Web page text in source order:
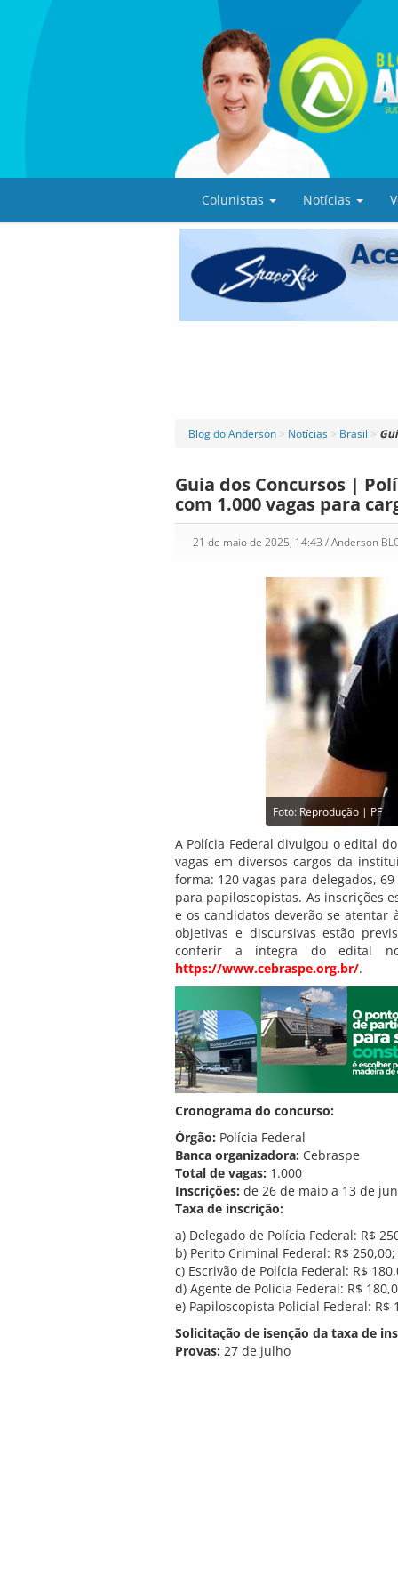
Colunistas Notícias
Blog do Anderson > Notícias > Brasil >
Guia dos Concursos |
com 1.000 vagas para
21 de maio de 2025, 14:43 / Anderson
Foto: Reprodução | PF
A Polícia Federal divulgou o edital
vagas em diversos cargos da
forma: 120 vagas para delegados,
para papiloscopistas. As inscrições
e os candidatos deverão se atentar
objetivas e discursivas estão
conferir a íntegra do edital no
https://www.cebraspe.org.br/.
Cronograma do concurso:
Órgão: Polícia Federal
Banca organizadora: Cebraspe
Total de vagas: 1.000
Inscrições: de 26 de maio a 13 de
Taxa de inscrição:
a) Delegado de Polícia Federal: R$
b) Perito Criminal Federal: R$ 250,00;
c) Escrivão de Polícia Federal: R$
d) Agente de Polícia Federal: R$
e) Papiloscopista Policial Federal: R$
Solicitação de isenção da taxa de
Provas: 27 de julho